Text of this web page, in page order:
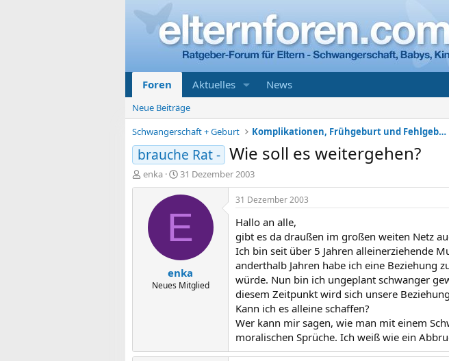
Foren Aktuelles News
Neue Beiträge
Schwangerschaft + Geburt
Komplikationen, Frühgeburt und Fehlgeburt
brauche Rat - Wie soll es weitergehen?
E
r
enka
E
r
s
e
l
t
a
m
31 Dezember 2003
E
enka
Neues Mitglied
31 Dezember 2003
Hallo an alle,
gibt es da draußen im großen weiten Netz
Ich bin seit über 5 Jahren alleinerziehende
anderthalb Jahren habe ich eine Beziehung
würde. Nun bin ich ungeplant schwanger
diesem Zeitpunkt wird sich unsere
Kann ich es alleine schaffen?
Wer kann mir sagen, wie man mit einem
moralischen Sprüche. Ich weiß wie ein